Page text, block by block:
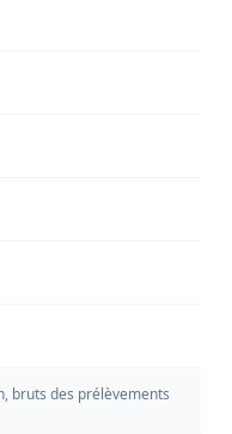
bruts des prélèvements